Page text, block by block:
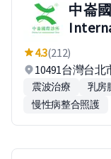
中崙
4.3(212)
10491台灣台北
震波治療 乳房
慢性病整合照護